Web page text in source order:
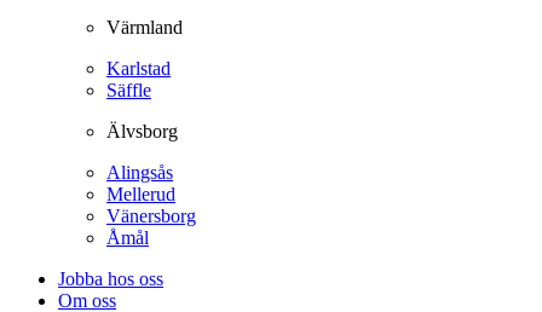
Värmland
Karlstad
Säffle
Älvsborg
Alingsås
Mellerud
Vänersborg
Åmål
Jobba hos oss
Om oss